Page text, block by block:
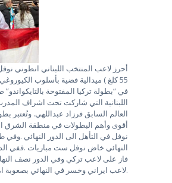
أحرز لاعب المنتخب اللبناني انطوني
55 كلغ ) ميدالية فضية بأسلوب
في “بطولة تركيا المفتوحة بالتايكواندو”
اللبنانية التي شاركت تحت اشراف
العالم السابق فرزاد عبداللهي. وتُعتبر
أقوى وأهم البطولات في منطقة الشرق
نوفل في التأهل الى الدور النهائي .وفي
النهائي خاض نوفل ست مباريات .ففي
فاز على لاعب تركي وفي الدور نصف
لاعب ايراني وخسر في النهائي بصعوبة امام لاعب تركي.